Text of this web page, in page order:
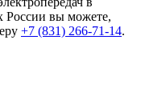
России вы можете,
+7 (831) 266-71-14.